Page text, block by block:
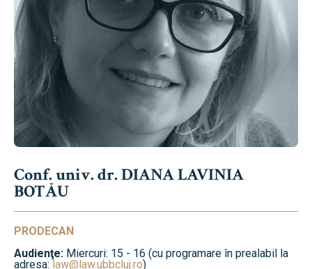
Conf. univ. dr. DIANA LAVINIA
BOTĂU
PRODECAN
Audienţe: Miercuri: 15 - 16 (cu programare în prealabil la
adresa: law@law.ubbcluj.ro)